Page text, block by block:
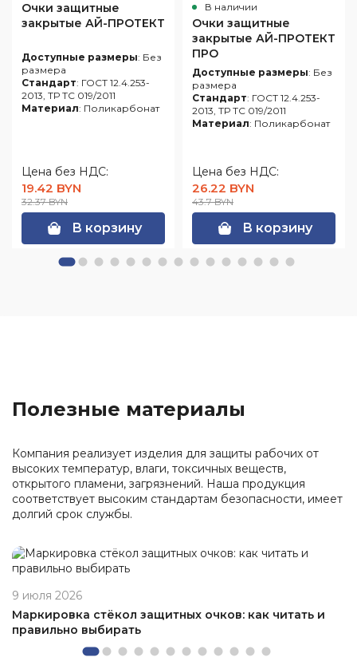
Очки защитные
закрытые АЙ-ПРОТЕКТ
Доступные размеры: Без
размера
Стандарт: ГОСТ 12.4.253-
2013, ТР ТС 019/2011
Материал: Поликарбонат
Цена без НДС:
19.42 BYN
32.37 BYN
В корзину
В наличии
Очки защитные
закрытые АЙ-ПРОТЕКТ
ПРО
Доступные размеры: Без
размера
Стандарт: ГОСТ 12.4.253-
2013, ТР ТС 019/2011
Материал: Поликарбонат
Цена без НДС:
26.22 BYN
43.7 BYN
В корзину
Полезные материалы
Компания реализует изделия для защиты рабочих от
высоких температур, влаги, токсичных веществ,
открытого пламени, загрязнений. Наша продукция
соответствует высоким стандартам безопасности, имеет
долгий срок службы.
9 июля 2026
Маркировка стёкол защитных очков: как читать и
правильно выбирать